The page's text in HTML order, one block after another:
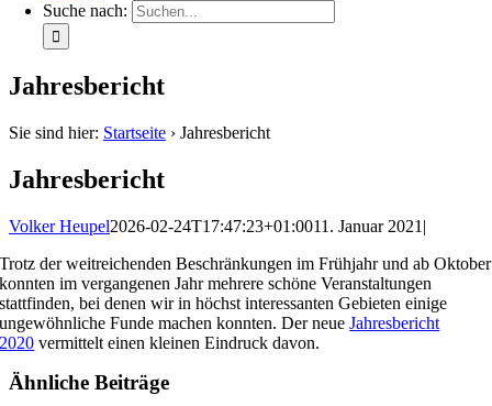
Suche nach:
Jahresbericht
Sie sind hier: Startseite › Jahresbericht
Jahresbericht
Volker Heupel2026-02-24T17:47:23+01:0011. Januar 2021 |
Trotz der weitreichenden Beschränkungen im Frühjahr und ab Oktober
konnten im vergangenen Jahr mehrere schöne Veranstaltungen
stattfinden, bei denen wir in höchst interessanten Gebieten einige
ungewöhnliche Funde machen konnten. Der neueJahresbericht
2020 vermittelt einen kleinen Eindruck davon.
Ähnliche Beiträge